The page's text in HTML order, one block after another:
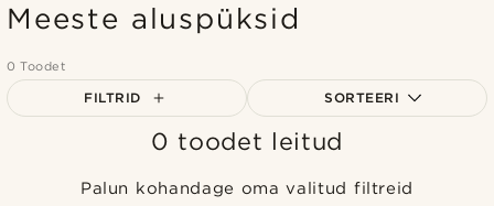
Meeste aluspüksid
0 Toodet
FILTRID SORTEERI
Populaarsed
0 toodet leitud
Palun kohandage oma valitud filtreid